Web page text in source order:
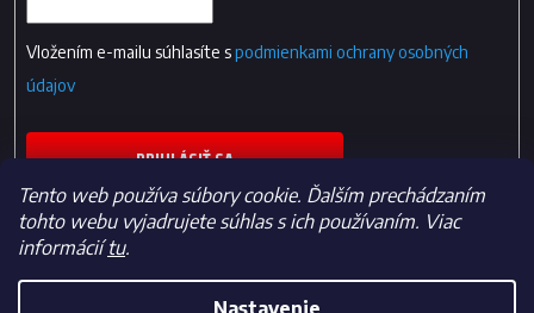
Tento web používa súbory cookie. Ďalším prechádzaním
tohto webu vyjadrujete súhlas s ich používaním. Viac
informáciítu.
Nastavenie
Vložením e-mailu súhlasíte spodmienkami ochrany osobných
údajov
PRIHLÁSIŤ SA